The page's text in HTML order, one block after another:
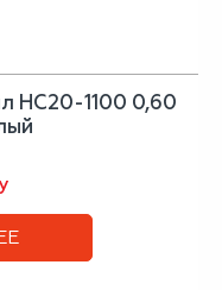
НС20-1100 0,60